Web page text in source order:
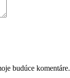
budúce komentáre.